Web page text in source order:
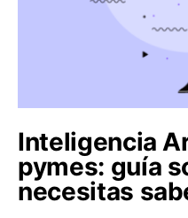
Inteligencia
pymes: guía
necesitas